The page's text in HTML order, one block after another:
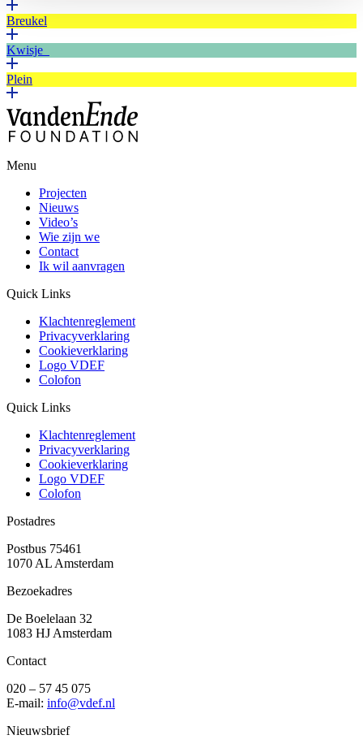
Breukel
Kwisje
Plein
Menu
Projecten
Nieuws
Video’s
Wie zijn we
Contact
Ik wil aanvragen
Quick Links
Klachtenreglement
Privacyverklaring
Cookieverklaring
Logo VDEF
Colofon
Quick Links
Klachtenreglement
Privacyverklaring
Cookieverklaring
Logo VDEF
Colofon
Postadres
Postbus 75461
1070 AL Amsterdam
Bezoekadres
De Boelelaan 32
1083 HJ Amsterdam
Contact
020 – 57 45 075
E-mail: info@vdef.nl
Nieuwsbrief